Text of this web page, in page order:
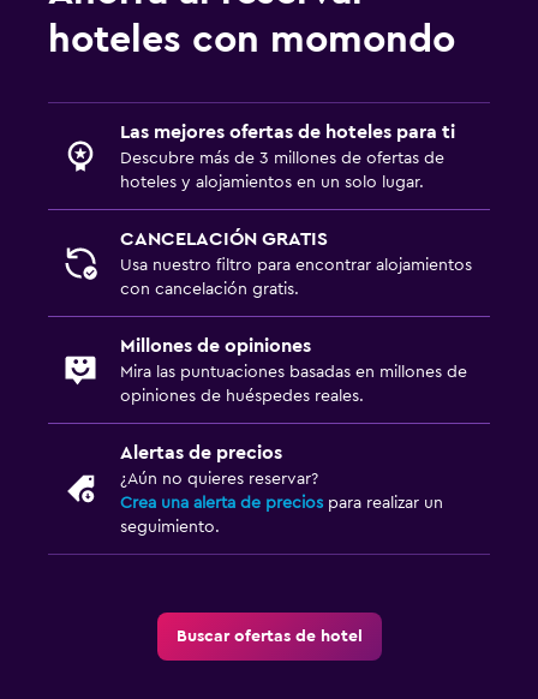
hoteles con momondo
Las mejores ofertas de hoteles para ti
Descubre más de 3 millones de ofertas de
hoteles y alojamientos en un solo lugar.
CANCELACIÓN GRATIS
Usa nuestro filtro para encontrar alojamientos
con cancelación gratis.
Millones de opiniones
Mira las puntuaciones basadas en millones de
opiniones de huéspedes reales.
Alertas de precios
¿Aún no quieres reservar?
Crea una alerta de precios para realizar un
seguimiento.
Buscar ofertas de hotel